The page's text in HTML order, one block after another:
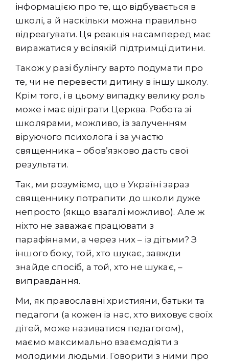
інформацією про те, що відбувається в
школі, а й наскільки можна правильно
відреагувати. Ця реакція насамперед має
виражатися у всілякій підтримці дитини.
Також у разі булінгу варто подумати про
те, чи не перевести дитину в іншу школу.
Крім того, і в цьому випадку велику роль
може і має відіграти Церква. Робота зі
школярами, можливо, із залученням
віруючого психолога і за участю
священника – обов’язково дасть свої
результати.
Так, ми розуміємо, що в Україні зараз
священнику потрапити до школи дуже
непросто (якщо взагалі можливо). Але ж
ніхто не заважає працювати з
парафіянами, а через них – із дітьми? З
іншого боку, той, хто шукає, завжди
знайде спосіб, а той, хто не шукає, –
виправдання.
Ми, як православні християни, батьки та
педагоги (а кожен із нас, хто виховує своїх
дітей, може називатися педагогом),
маємо максимально взаємодіяти з
молодими людьми. Говорити з ними про